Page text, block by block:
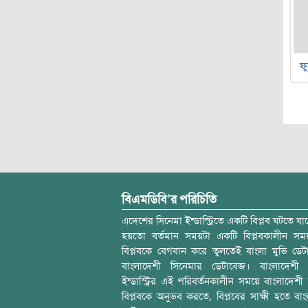
বিএমডিবি’র পরিচিতি
এদেশের সিনেমা ইন্ডাস্ট্রিতে একটি বিপ্লব ঘটতে
হয়তো বর্তমান সময়টা একটি বিপ্লবকালীন
বিপ্লবকে বেগবান করে তুলতেই বাংলা মুভি
বাংলাদেশী সিনেমার ডেটাবেজ। বাংলাদেশী
ইন্ডাস্ট্রির এই পরিবর্তনকালীন সময়ে বাংলাদেশী
বিপ্লবকে অনুভব করতে, বিপ্লবের সাক্ষী হতে